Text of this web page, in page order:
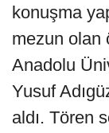
konuşma
mezun olan
Anadolu
Yusuf
aldı. Tören